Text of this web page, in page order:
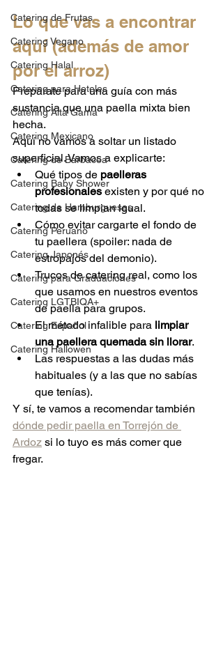
Catering de Frutas
Catering Vegano
Catering Halal
Catering para Hoteles
Catering Alta Gama
Catering Mexicano
Catering de Barbacoa
Catering Baby Shower
Catering de Hamburguesas
Catering Peruano
Catering Japonés
Catering para Graduaciones
Catering LGTBIQA+
Catering Español
Catering Hallowen
Lo que vas a encontrar
aquí (además de amor
por el arroz)
Prepárate para una guía con más
sustancia que una paella mixta bien
hecha.
Aquí no vamos a soltar un listado
superficial. Vamos a explicarte:
Qué tipos de paelleras
profesionales existen y por qué no
todas se limpian igual.
Cómo evitar cargarte el fondo de
tu paellera (spoiler: nada de
estropajos del demonio).
Trucos de catering real, como los
que usamos en nuestros eventos
de paella para grupos.
El método infalible para limpiar
una paellera quemada sin llorar.
Las respuestas a las dudas más
habituales (y a las que no sabías
que tenías).
Y sí, te vamos a recomendar también
dónde pedir paella en Torrejón de
Ardoz si lo tuyo es más comer que
fregar.